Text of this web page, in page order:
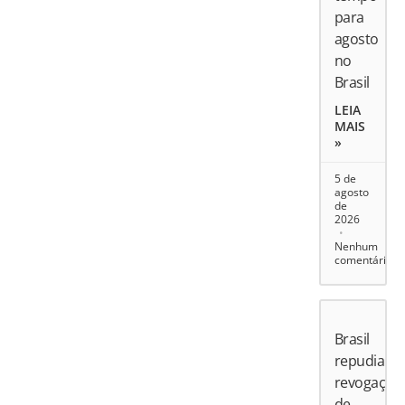
para
agosto
no
Brasil
LEIA
MAIS
»
5 de
agosto
de
2026
Nenhum
comentário
Brasil
repudia
revogação